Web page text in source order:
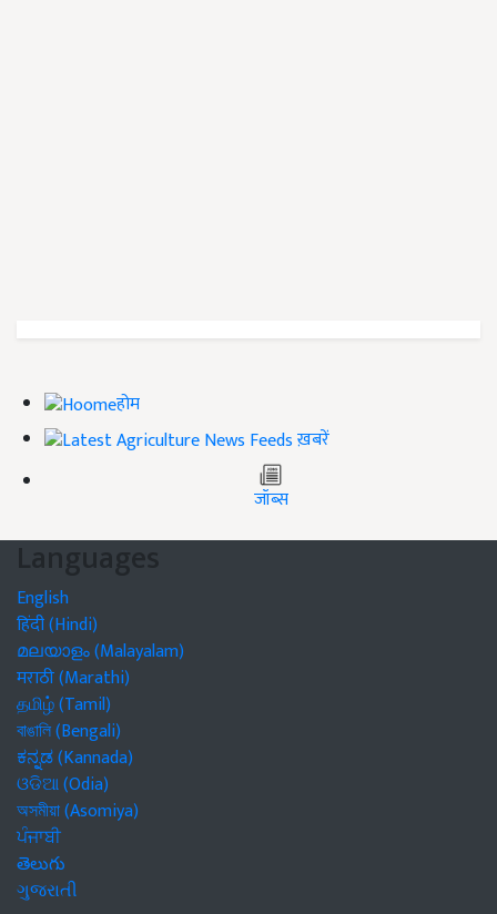
होम
ख़बरें
जॉब्स
Languages
English
हिंदी (Hindi)
മലയാളം (Malayalam)
मराठी (Marathi)
தமிழ் (Tamil)
বাঙালি (Bengali)
ಕನ್ನಡ (Kannada)
ଓଡିଆ (Odia)
অসমীয়া (Asomiya)
ਪੰਜਾਬੀ
తెలుగు
ગુજરાતી